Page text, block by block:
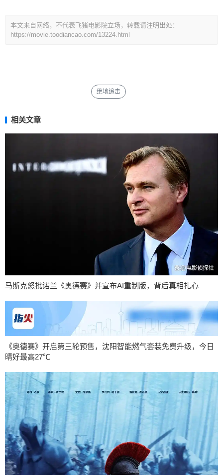
本文来自网络，不代表飞猪电影院立场，转载请注明出处：
https://movie.toodiancao.com/13224.html
绝地追击
相关文章
马斯克怒批诺兰《奥德赛》并宣布AI重制版，背后真相扎心
《奥德赛》开启第三轮预售，沈阳智能燃气套装免费升级，今日
晴好最高27℃